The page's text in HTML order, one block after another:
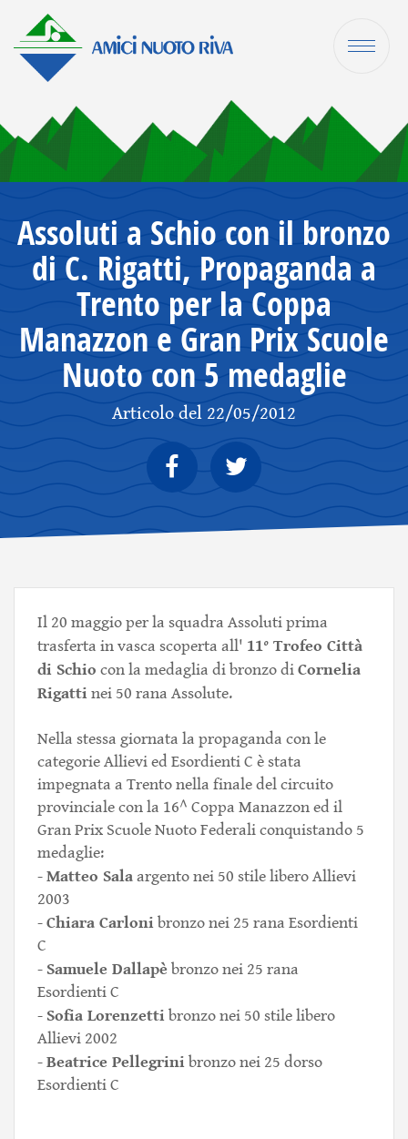
Assoluti a Schio con il bronzo
di C. Rigatti, Propaganda a
Trento per la Coppa
Manazzon e Gran Prix Scuole
Nuoto con 5 medaglie
Articolo del 22/05/2012
Il 20 maggio per la squadra Assoluti prima
trasferta in vasca scoperta all' 11° Trofeo Città
di Schiocon la medaglia di bronzo diCornelia
Rigattinei 50 rana Assolute.
Nella stessa giornata la propaganda con le
categorie Allievi ed Esordienti C è stata
impegnata a Trento nella finale del circuito
provinciale con la 16^ Coppa Manazzon ed il
Gran Prix Scuole Nuoto Federali conquistando 5
medaglie:
-Matteo Salaargento nei 50 stile libero Allievi
2003
-Chiara Carlonibronzo nei 25 rana Esordienti
C
-Samuele Dallapèbronzo nei 25 rana
Esordienti C
-Sofia Lorenzettibronzo nei 50 stile libero
Allievi 2002
-Beatrice Pellegrinibronzo nei 25 dorso
Esordienti C